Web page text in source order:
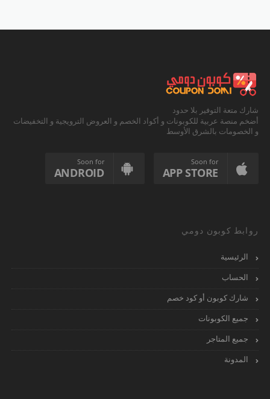
شارك متعة التوفير بلا حدود
أضخم منصة عربية للكوبونات و أكواد الخصم و العروض الترويجية و التخفيضات
و الخصومات بالشرق الأوسط
Soon for
APP STORE
Soon for
ANDROID
روابط كوبون دومي
الرئيسية
الحساب
شارك كوبون أو كود خصم
جميع الكوبونات
جميع المتاجر
المدونة